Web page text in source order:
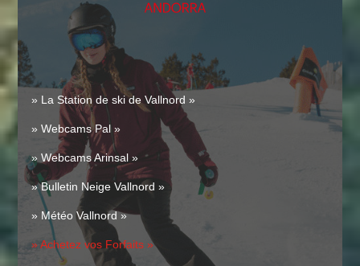
» La Station de ski de Vallnord »
» Webcams Pal »
» Webcams Arinsal »
» Bulletin Neige Vallnord »
» Météo Vallnord »
» Achetez vos Forfaits »